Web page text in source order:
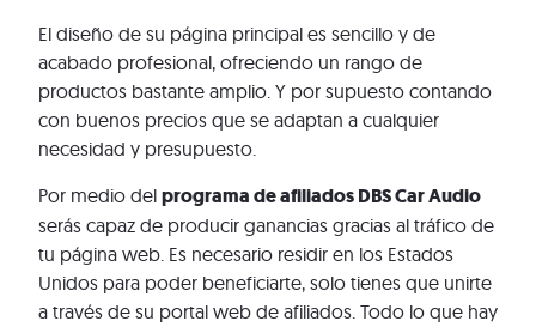
El diseño de su página principal es sencillo y de
acabado profesional, ofreciendo un rango de
productos bastante amplio. Y por supuesto contando
con buenos precios que se adaptan a cualquier
necesidad y presupuesto.
Por medio del programa de afiliados DBS Car Audio
serás capaz de producir ganancias gracias al tráfico de
tu página web. Es necesario residir en los Estados
Unidos para poder beneficiarte, solo tienes que unirte
a través de su portal web de afiliados. Todo lo que hay